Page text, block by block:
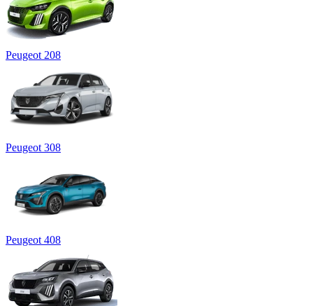
Peugeot 208
Peugeot 308
Peugeot 408